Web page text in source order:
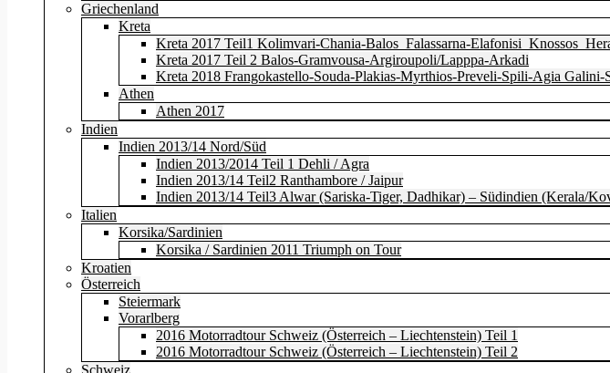
Griechenland
Kreta
Kreta 2017 Teil1 Kolimvari-Chania-Balos_Falassarna-
Kreta 2017 Teil 2 Balos-Gramvousa-Argiroupoli/Lapppa-Arkadi
Kreta 2018 Frangokastello-Souda-Plakias-Myrthios-Preveli-Spili-Agia
Athen
Athen 2017
Indien
Indien 2013/14 Nord/Süd
Indien 2013/2014 Teil 1 Dehli / Agra
Indien 2013/14 Teil2 Ranthambore / Jaipur
Indien 2013/14 Teil3 Alwar (Sariska-Tiger, Dadhikar) – Südindien (Kerala/
Italien
Korsika/Sardinien
Korsika / Sardinien 2011 Triumph on Tour
Kroatien
Österreich
Steiermark
Vorarlberg
2016 Motorradtour Schweiz (Österreich – Liechtenstein) Teil 1
2016 Motorradtour Schweiz (Österreich – Liechtenstein) Teil 2